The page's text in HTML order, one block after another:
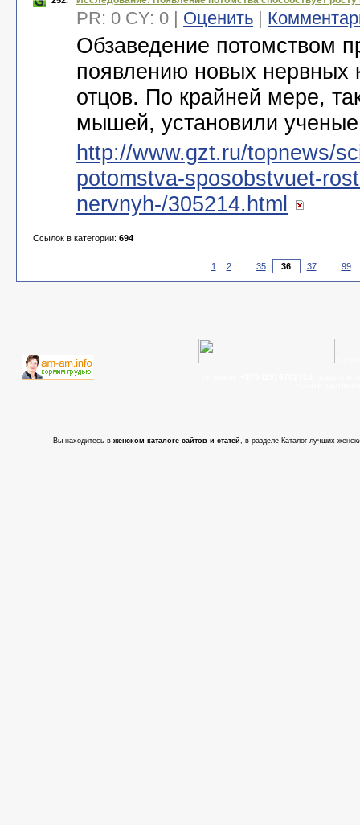
PR: 0 CY: 0 | Оценить |
Обзаведение потомством
появлению новых нервных
отцов. По крайней мере,
мышей, установили
http://www.gzt.ru/topnews/
potomstva-sposobstvuet-
nervnyh-/305214.html
Ссылок в категории: 694
1 2 35 37 99
Вы находитесь в женском каталоге сайтов и статей, в разделе Каталог лучших